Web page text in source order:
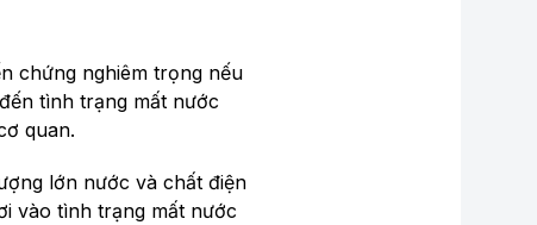
chứng nghiêm trọng nếu
tình trạng mất nước
quan.
lớn nước và chất điện
vào tình trạng mất nước